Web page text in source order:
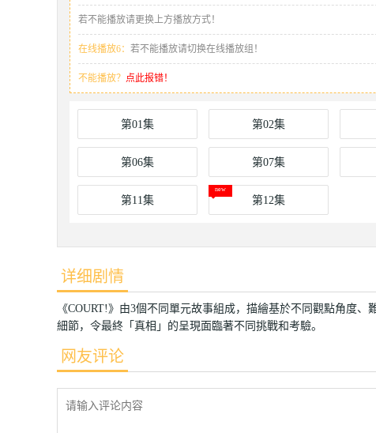
若不能播放请更换上方播放方式！
在线播放6： 若不能播放请切换在线播放组！
不能播放？ 点此报错！
第01集 第02集
第06集 第07集
第11集 第12集
详细剧情
《COURT!》由3個不同單元故事組成，描繪基於不同觀點角度
細節，令最終「真相」的呈現面臨著不同挑戰和考驗。
网友评论